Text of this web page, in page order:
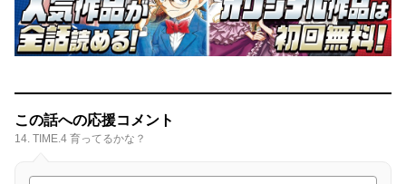
この話への応援コメント
14. TIME.4 育ってるかな？